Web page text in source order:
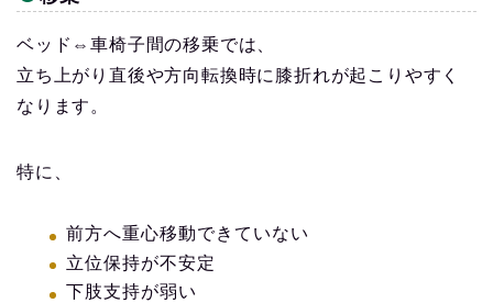
ベッド⇔車椅子間の移乗では、
立ち上がり直後や方向転換時に膝折れが起こりやすく
なります。
特に、
前方へ重心移動できていない
立位保持が不安定
下肢支持が弱い